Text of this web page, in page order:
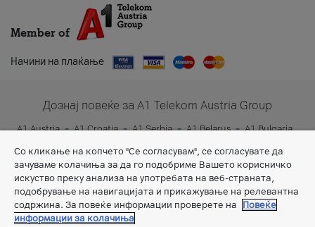
Member of
Начини на плаќање
Дознај повеќе за A1 Telekom Austria Group
A1 Austria A1 Croatia A1 Serbia A1 Belarus
A1 Bulgaria
A1 Slovenia
A1 Digital
Со кликање на копчето "Се согласувам", се согласувате да
зачуваме колачиња за да го подобриме Вашето корисничко
искуство преку анализа на употребата на веб-страната,
подобрување на навигацијата и прикажување на релевантна
содржина. За повеќе информации проверете на
Повеќе
информации за колачиња